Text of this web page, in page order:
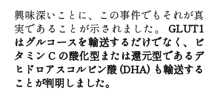
興味深いことに、この事件でもそれが真
実であることが示されました。 GLUT1
はグルコースを輸送するだけでなく、ビ
タミン C の酸化型または還元型であるデ
ヒドロアスコルビン酸 (DHA) も輸送する
ことが判明しました。